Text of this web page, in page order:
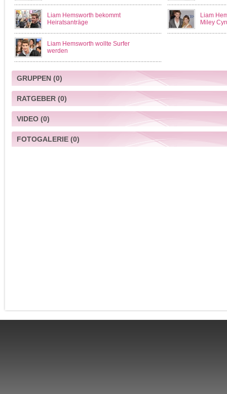
Liam Hemsworth bekommt
Heiratsanträge
Liam
Miley
Liam Hemsworth wollte Surfer
werden
GRUPPEN(0)
RATGEBER(0)
VIDEO(0)
FOTOGALERIE(0)